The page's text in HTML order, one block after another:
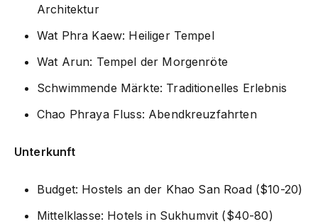
Architektur
Wat Phra Kaew: Heiliger Tempel
Wat Arun: Tempel der Morgenröte
Schwimmende Märkte: Traditionelles Erlebnis
Chao Phraya Fluss: Abendkreuzfahrten
Unterkunft
Budget: Hostels an der Khao San Road ($10-20)
Mittelklasse: Hotels in Sukhumvit ($40-80)